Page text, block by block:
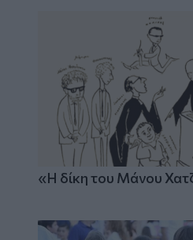
«Η δίκη του Μάνου